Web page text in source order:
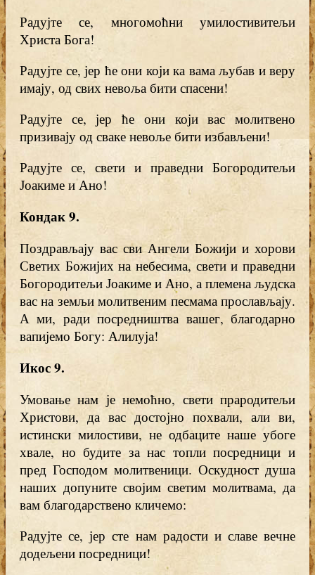
Радујте се, многомоћни умилостивитељи
Христа Бога!
Радујте се, јер ће они који ка вама љубав и веру
имају, од свих невоља бити спасени!
Радујте се, јер ће они који вас молитвено
призивају од сваке невоље бити избављени!
Радујте се, свети и праведни Богородитељи
Јоакиме и Ано!
Кондак 9.
Поздрављају вас сви Ангели Божији и хорови
Светих Божијих на небесима, свети и праведни
Богородитељи Јоакиме и Ано, а племена људска
вас на земљи молитвеним песмама прослављају.
А ми, ради посредништва вашег, благодарно
вапијемо Богу: Алилуја!
Икос 9.
Умовање нам је немоћно, свети прародитељи
Христови, да вас достојно похвали, али ви,
истински милостиви, не одбаците наше убоге
хвале, но будите за нас топли посредници и
пред Господом молитвеници. Оскудност душа
наших допуните својим светим молитвама, да
вам благодарствено кличемо:
Радујте се, јер сте нам радости и славе вечне
додељени посредници!